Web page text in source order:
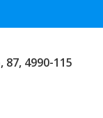
4990-115